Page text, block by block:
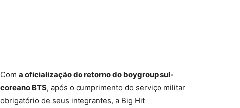
Com a oficialização do retorno do boygroup sul-
coreano BTS, após o cumprimento do serviço militar
obrigatório de seus integrantes, a Big Hit